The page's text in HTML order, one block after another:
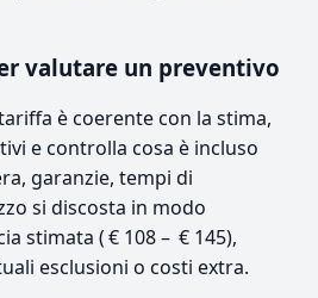
valutare un preventivo
è coerente con la stima,
e controlla cosa è incluso
garanzie, tempi di
si discosta in modo
stimata ( € 108 – € 145),
esclusioni o costi extra.